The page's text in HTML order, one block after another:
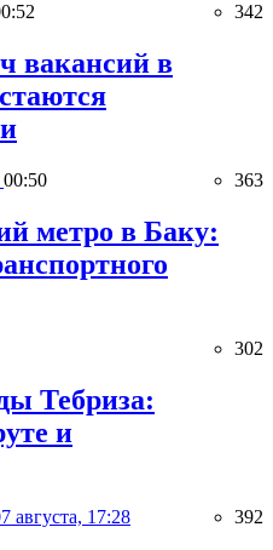
342
вакансий в
00:50 363
метро в Баку:
302
Тебриза:
и
августа, 17:28 392